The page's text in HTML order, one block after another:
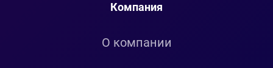
Компания
О компании